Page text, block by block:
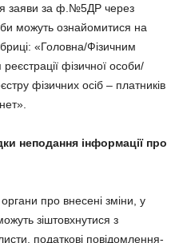
заяви за ф.№5ДР через
можуть ознайомитися на
«Головна/Фізичним
фізичної особи/
фізичних осіб – платників
неподання інформації про
про внесені зміни, у
зіштовхнутися з
податкові повідомлення-